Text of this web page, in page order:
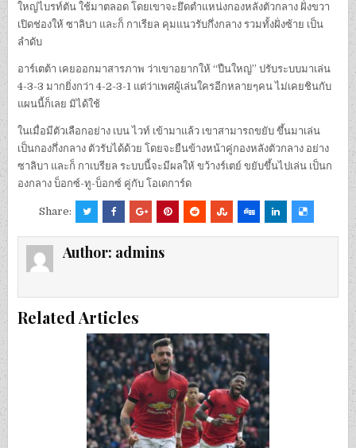
ใหญ่ไบรท์ตัน ใช้มาตลอด โดยเขาจะยึดตำแหน่งกองหลังตัวกลาง ฝั่งขวา
เปิดช่องให้ ซาลิบา และก็ กาเรียล คุมแนวรับกึ่งกลาง รวมทั้งฝั่งซ้าย เป็น
ลำดับ
อาร์เตต้า เคยออกมาสารภาพ ว่าเขาอยากให้ “ปืนใหญ่” ปรับระบบมาเล่น
4-3-3 มากยิ่งกว่า 4-2-3-1 แต่ว่าเพศผู้เล่นใครอีกหลายๆคน ไม่เคยชินกับ
แผนนี้ก็เลย มิได้ใช้
ในเมื่อมีตัวเลือกอย่าง เบน ไวท์ เข้ามาแล้ว เขาสามารถขยับ ขึ้นมาเล่น
เป็นกองกึ่งกลาง ตัวรับได้ด้วย โดยจะยืนข้างหน้าคู่กองหลังตัวกลาง อย่าง
ซาลิบา และก็ กาเบรียล ระบบนี้จะมีผลให้ ขว้างร์เตย์ ขยับขึ้นไปเล่น เป็นก
องกลาง บ็อกซ์-ทู-บ็อกซ์ คู่กับ โอเดการ์ด
Share:
Author: admins
Related Articles